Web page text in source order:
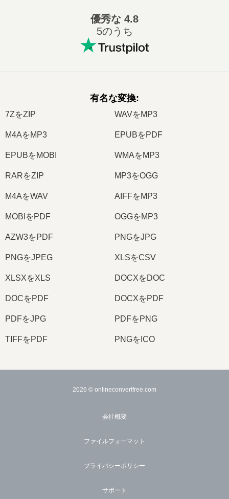
優秀な 4.8
5のうち
有名な変換:
7ZをZIP WAVをMP3
M4AをMP3 EPUBをPDF
EPUBをMOBI WMAをMP3
RARをZIP MP3をOGG
M4AをWAV AIFFをMP3
MOBIをPDF OGGをMP3
AZW3をPDF PNGをJPG
PNGをJPEG XLSをCSV
XLSXをXLS DOCXをDOC
DOCをPDF DOCXをPDF
PDFをJPG PDFをPNG
TIFFをPDF PNGをICO
2026 © onlineconvertfree.com
会社概要
ファイルフォーマット
プライバシーポリシー
サポート